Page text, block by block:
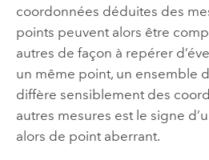
coordonnées déduites des
points peuvent alors être
autres de façon à repérer
un même point, un ensemble
diffère sensiblement des
autres mesures est le signe
alors de point aberrant.